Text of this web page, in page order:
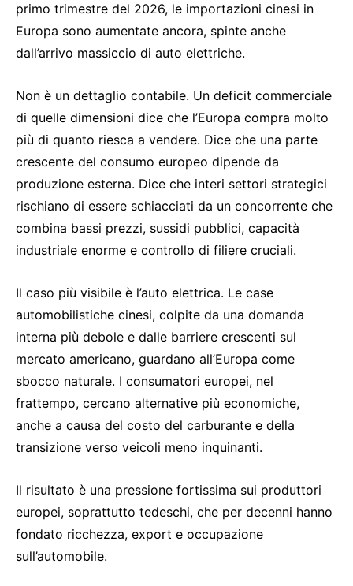
primo trimestre del 2026, le importazioni cinesi in
Europa sono aumentate ancora, spinte anche
dall’arrivo massiccio di auto elettriche.
Non è un dettaglio contabile. Un deficit commerciale
di quelle dimensioni dice che l’Europa compra molto
più di quanto riesca a vendere. Dice che una parte
crescente del consumo europeo dipende da
produzione esterna. Dice che interi settori strategici
rischiano di essere schiacciati da un concorrente che
combina bassi prezzi, sussidi pubblici, capacità
industriale enorme e controllo di filiere cruciali.
Il caso più visibile è l’auto elettrica. Le case
automobilistiche cinesi, colpite da una domanda
interna più debole e dalle barriere crescenti sul
mercato americano, guardano all’Europa come
sbocco naturale. I consumatori europei, nel
frattempo, cercano alternative più economiche,
anche a causa del costo del carburante e della
transizione verso veicoli meno inquinanti.
Il risultato è una pressione fortissima sui produttori
europei, soprattutto tedeschi, che per decenni hanno
fondato ricchezza, export e occupazione
sull’automobile.